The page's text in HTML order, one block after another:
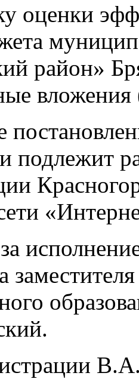
оценки
район»
подлежит